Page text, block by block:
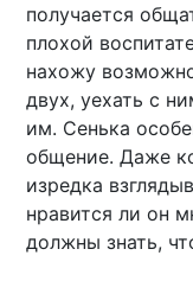
получается
плохой
нахожу
двух, уехать с
им. Сенька
общение. Даже
изредка
нравится ли он
должны знать,